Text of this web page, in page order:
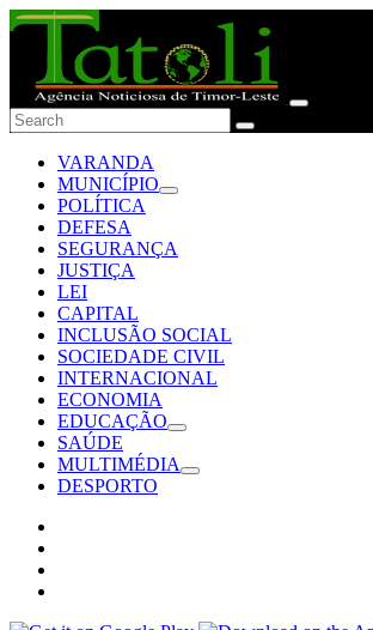
VARANDA
MUNICÍPIO
POLÍTICA
DEFESA
SEGURANÇA
JUSTIÇA
LEI
CAPITAL
INCLUSÃO SOCIAL
SOCIEDADE CIVIL
INTERNACIONAL
ECONOMIA
EDUCAÇÃO
SAÚDE
MULTIMÉDIA
DESPORTO